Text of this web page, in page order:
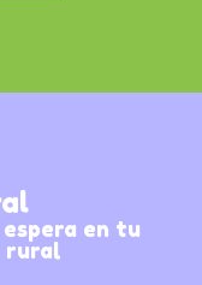
en tu
rural